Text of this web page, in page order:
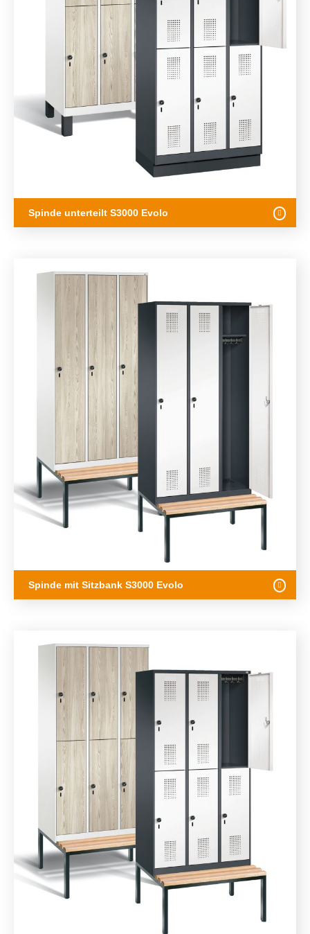
Spinde unterteilt S3000 Evolo
Spinde mit Sitzbank S3000 Evolo